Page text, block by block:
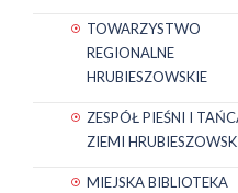
TOWARZYSTWO
REGIONALNE
HRUBIESZOWSKIE
ZESPÓŁ PIEŚNI I
ZIEMI
MIEJSKA BIBLIOTEKA